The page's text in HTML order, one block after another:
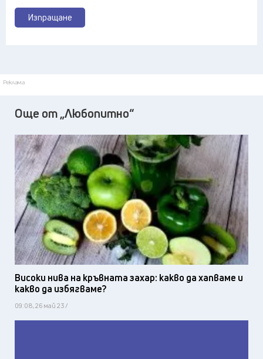
Изпращане
Реклама
Още от „Любопитно“
Високи нива на кръвната захар: какво да хапваме и
какво да избягваме?
09:08, 26 май 23 /